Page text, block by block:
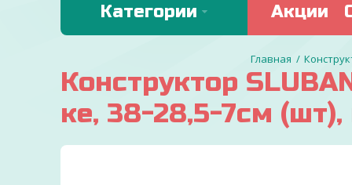
Категории Акции
Конструктор
ке, 38-28,5-7см